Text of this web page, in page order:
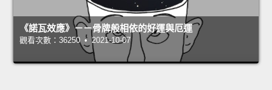
《諾瓦效應》－－骨牌般相依的好運與厄運
觀看次數：36250 • 2021-10-07